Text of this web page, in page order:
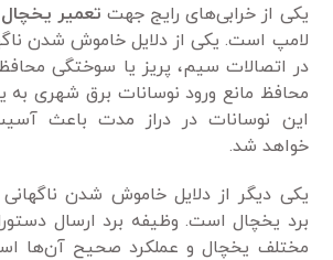
یکی از خرابی‌های رایج جهت تعمیر
لامپ است. یکی از دلایل خاموش شدن
در اتصالات سیم، پریز یا سوختگی
محافظ مانع ورود نوسانات برق شهری
این نوسانات در دراز مدت باعث
خواهد شد.
یکی دیگر از دلایل خاموش شدن
برد یخچال است. وظیفه برد ارسال
مختلف یخچال و عملکرد صحیح آن‌ها